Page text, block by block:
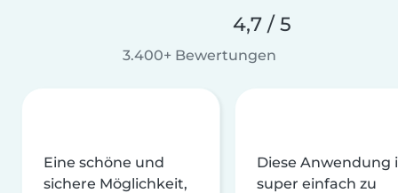
4,7 / 5
3.400+ Bewertungen
Eine schöne und
sichere Möglichkeit,
Diese Anwendung
super einfach zu